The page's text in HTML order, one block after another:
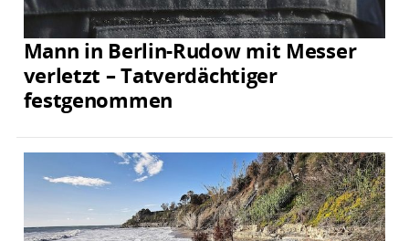
Mann in Berlin-Rudow mit Messer
verletzt – Tatverdächtiger
festgenommen